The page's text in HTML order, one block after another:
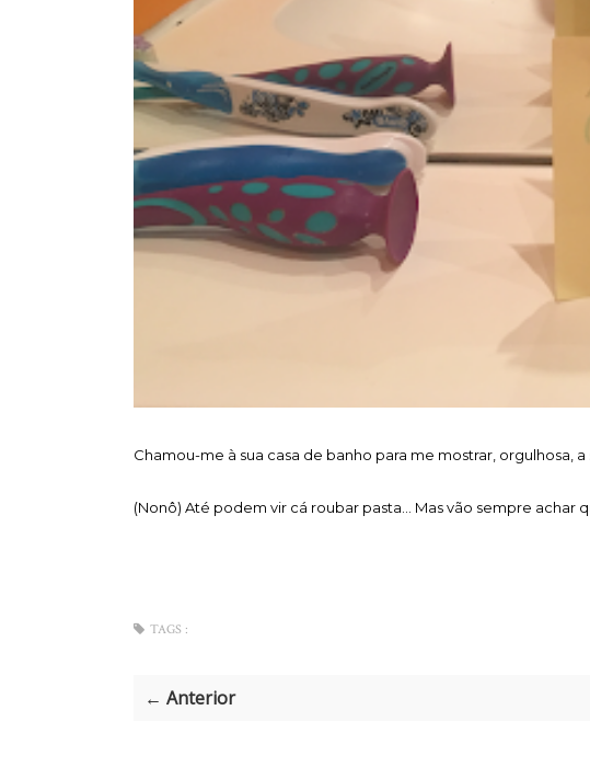
Chamou-me à sua casa de banho para me mostrar, orgulhosa, a
(Nonô) Até podem vir cá roubar pasta... Mas vão sempre achar
TAGS :
← Anterior